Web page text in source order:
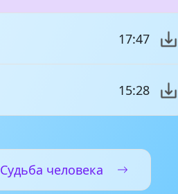
17:47
15:28
Судьба человека